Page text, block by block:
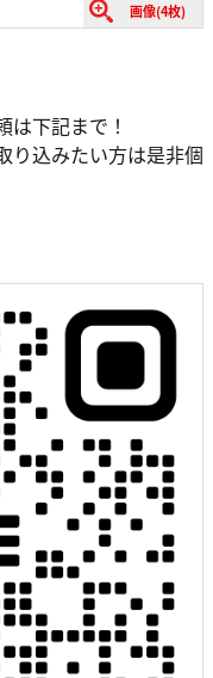
画像(4枚)
下記まで！
り込みたい方は是非個